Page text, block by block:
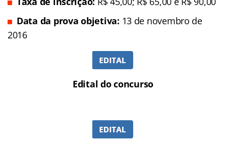
Data da prova objetiva: 13 de novembro de
2016
Edital do concurso